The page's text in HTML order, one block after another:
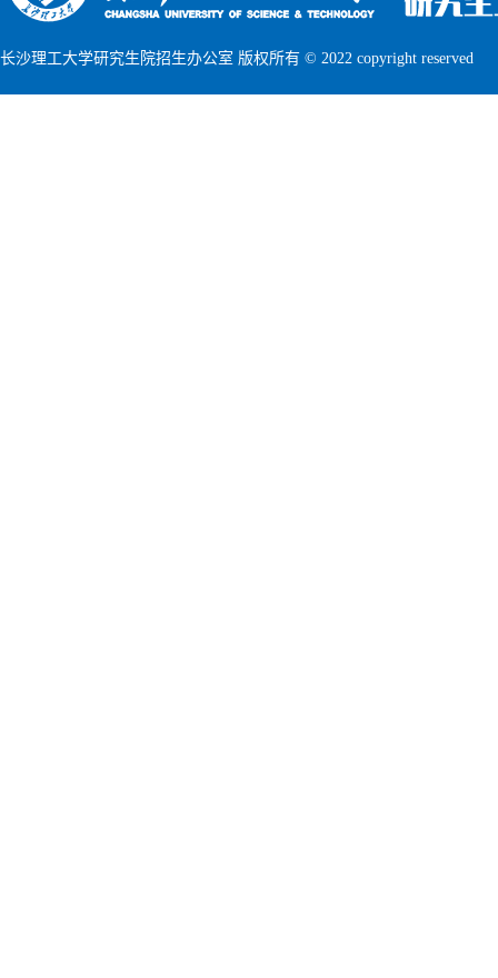
长沙理工大学研究生院招生办公室 版权所有 © 2022 copyright reserved